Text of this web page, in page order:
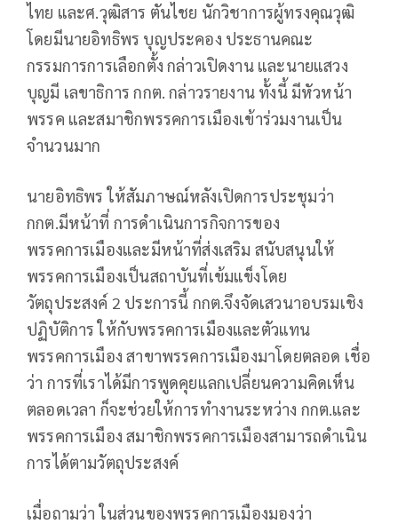
ไทย และศ.วุฒิสาร ตันไชย นักวิชาการผู้ทรงคุณวุฒิ
โดยมีนายอิทธิพร บุญประคอง ประธานคณะ
กรรมการการเลือกตั้ง กล่าวเปิดงาน และนายแสวง
บุญมี เลขาธิการ กกต. กล่าวรายงาน ทั้งนี้ มีหัวหน้า
พรรค และสมาชิกพรรคการเมืองเข้าร่วมงานเป็น
จำนวนมาก
นายอิทธิพร ให้สัมภาษณ์หลังเปิดการประชุมว่า
กกต.มีหน้าที่ การดำเนินการกิจการของ
พรรคการเมืองและมีหน้าที่ส่งเสริม สนับสนุนให้
พรรคการเมืองเป็นสถาบันที่เข้มแข็งโดย
วัตถุประสงค์ 2 ประการนี้ กกต.จึงจัดเสวนาอบรมเชิง
ปฏิบัติการ ให้กับพรรคการเมืองและตัวแทน
พรรคการเมือง สาขาพรรคการเมืองมาโดยตลอด เชื่อ
ว่า การที่เราได้มีการพูดคุยแลกเปลี่ยนความคิดเห็น
ตลอดเวลา ก็จะช่วยให้การทำงานระหว่าง กกต.และ
พรรคการเมือง สมาชิกพรรคการเมืองสามารถดำเนิน
การได้ตามวัตถุประสงค์
เมื่อถามว่า ในส่วนของพรรคการเมืองมองว่า